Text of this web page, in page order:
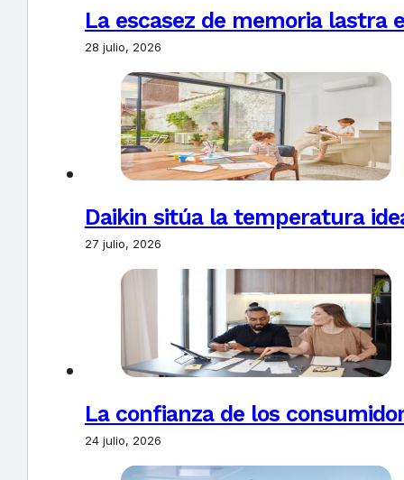
La escasez de memoria lastra
28 julio, 2026
Daikin sitúa la temperatura
27 julio, 2026
La confianza de los
24 julio, 2026